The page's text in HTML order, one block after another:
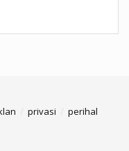
privasi perihal